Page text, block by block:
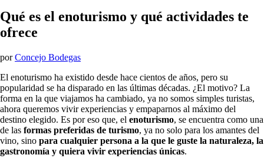
Qué es el enoturismo y qué actividades te
ofrece
porConcejo Bodegas
El enoturismo ha existido desde hace cientos de años, pero su
popularidad se ha disparado en las últimas décadas. ¿El motivo? La
forma en la que viajamos ha cambiado, ya no somos simples turistas,
ahora queremos vivir experiencias y empaparnos al máximo del
destino elegido. Es por eso que, el enoturismo, se encuentra como una
de las formas preferidas de turismo, ya no solo para los amantes del
vino, sino para cualquier persona a la que le guste la naturaleza, la
gastronomía y quiera vivir experiencias únicas.